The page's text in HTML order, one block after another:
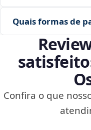
Quais formas de
Confira o que